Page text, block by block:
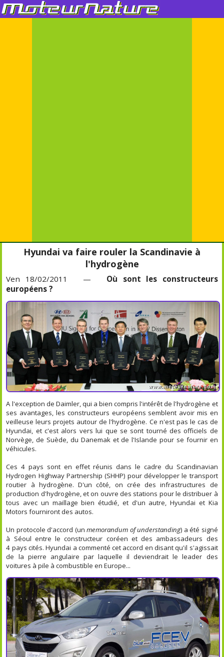
Hyundai va faire rouler la Scandinavie à
l'hydrogène
Ven 18/02/2011 — Où sont les constructeurs
européens ?
A l'exception de Daimler, qui a bien compris l'intérêt de l'hydrogène et
ses avantages, les constructeurs européens semblent avoir mis en
veilleuse leurs projets autour de l'hydrogène. Ce n'est pas le cas de
Hyundai, et c'est alors vers lui que se sont tourné des officiels de
Norvège, de Suède, du Danemak et de l'Islande pour se fournir en
véhicules.
Ces 4 pays sont en effet réunis dans le cadre du Scandinavian
Hydrogen Highway Partnership (SHHP) pour développer le transport
routier à hydrogène. D'un côté, on crée des infrastructures de
production d'hydrogène, et on ouvre des stations pour le distribuer à
tous avec un maillage bien étudié, et d'un autre, Hyundai et Kia
Motors fourniront des autos.
Un protocole d'accord (unmemorandum of understanding) a été signé
à Séoul entre le constructeur coréen et des ambassadeurs des
4 pays cités. Hyundai a commenté cet accord en disant qu'il s'agissait
de la pierre angulaire par laquelle il deviendrait le leader des
voitures à pile à combustible en Europe...